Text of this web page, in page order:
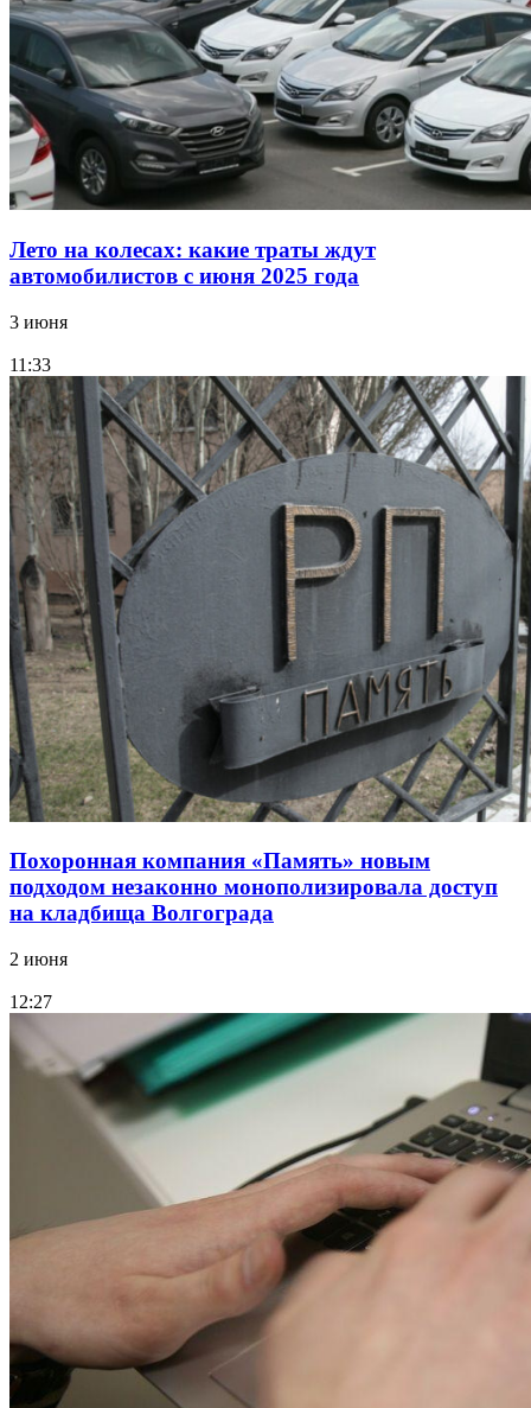
Лето на колесах: какие траты ждут
автомобилистов с июня 2025 года
3 июня
11:33
Похоронная компания «Память» новым
подходом незаконно монополизировала доступ
на кладбища Волгограда
2 июня
12:27